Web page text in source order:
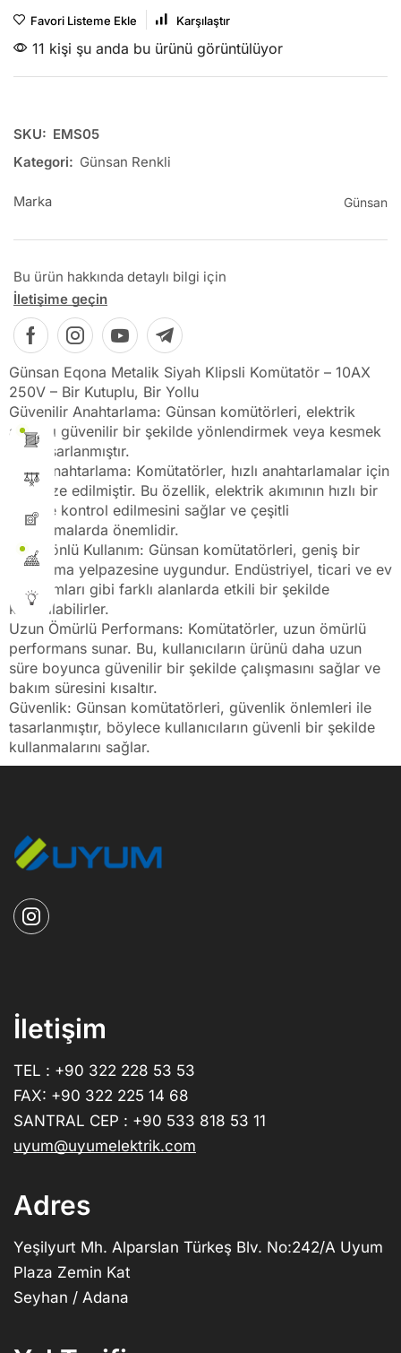
Favori Listeme Ekle Karşılaştır
11 kişi şu anda bu ürünü görüntülüyor
SKU: EMS05
Kategori: Günsan Renkli
Marka Günsan
Bu ürün hakkında detaylı bilgi için
İletişime geçin
Günsan Eqona Metalik Siyah Klipsli Komütatör – 10AX
250V – Bir Kutuplu, Bir Yollu
Güvenilir Anahtarlama: Günsan komütörleri, elektrik
akımını güvenilir bir şekilde yönlendirmek veya kesmek
için tasarlanmıştır.
Hızlı Anahtarlama: Komütatörler, hızlı anahtarlamalar için
optimize edilmiştir. Bu özellik, elektrik akımının hızlı bir
şekilde kontrol edilmesini sağlar ve çeşitli
uygulamalarda önemlidir.
Çok Yönlü Kullanım: Günsan komütatörleri, geniş bir
uygulama yelpazesine uygundur. Endüstriyel, ticari ve ev
kullanımları gibi farklı alanlarda etkili bir şekilde
kullanılabilirler.
Uzun Ömürlü Performans: Komütatörler, uzun ömürlü
performans sunar. Bu, kullanıcıların ürünü daha uzun
süre boyunca güvenilir bir şekilde çalışmasını sağlar ve
bakım süresini kısaltır.
Güvenlik: Günsan komütatörleri, güvenlik önlemleri ile
tasarlanmıştır, böylece kullanıcıların güvenli bir şekilde
kullanmalarını sağlar.
İletişim
TEL : +90 322 228 53 53
FAX: +90 322 225 14 68
SANTRAL CEP : +90 533 818 53 11
uyum@uyumelektrik.com
Adres
Yeşilyurt Mh. Alparslan Türkeş Blv. No:242/A Uyum
Plaza Zemin Kat
Seyhan / Adana